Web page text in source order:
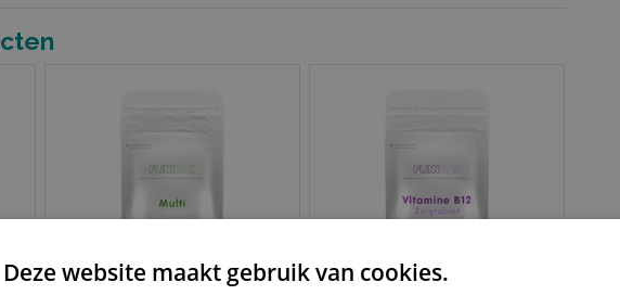
Deze website maakt gebruik van cookies.